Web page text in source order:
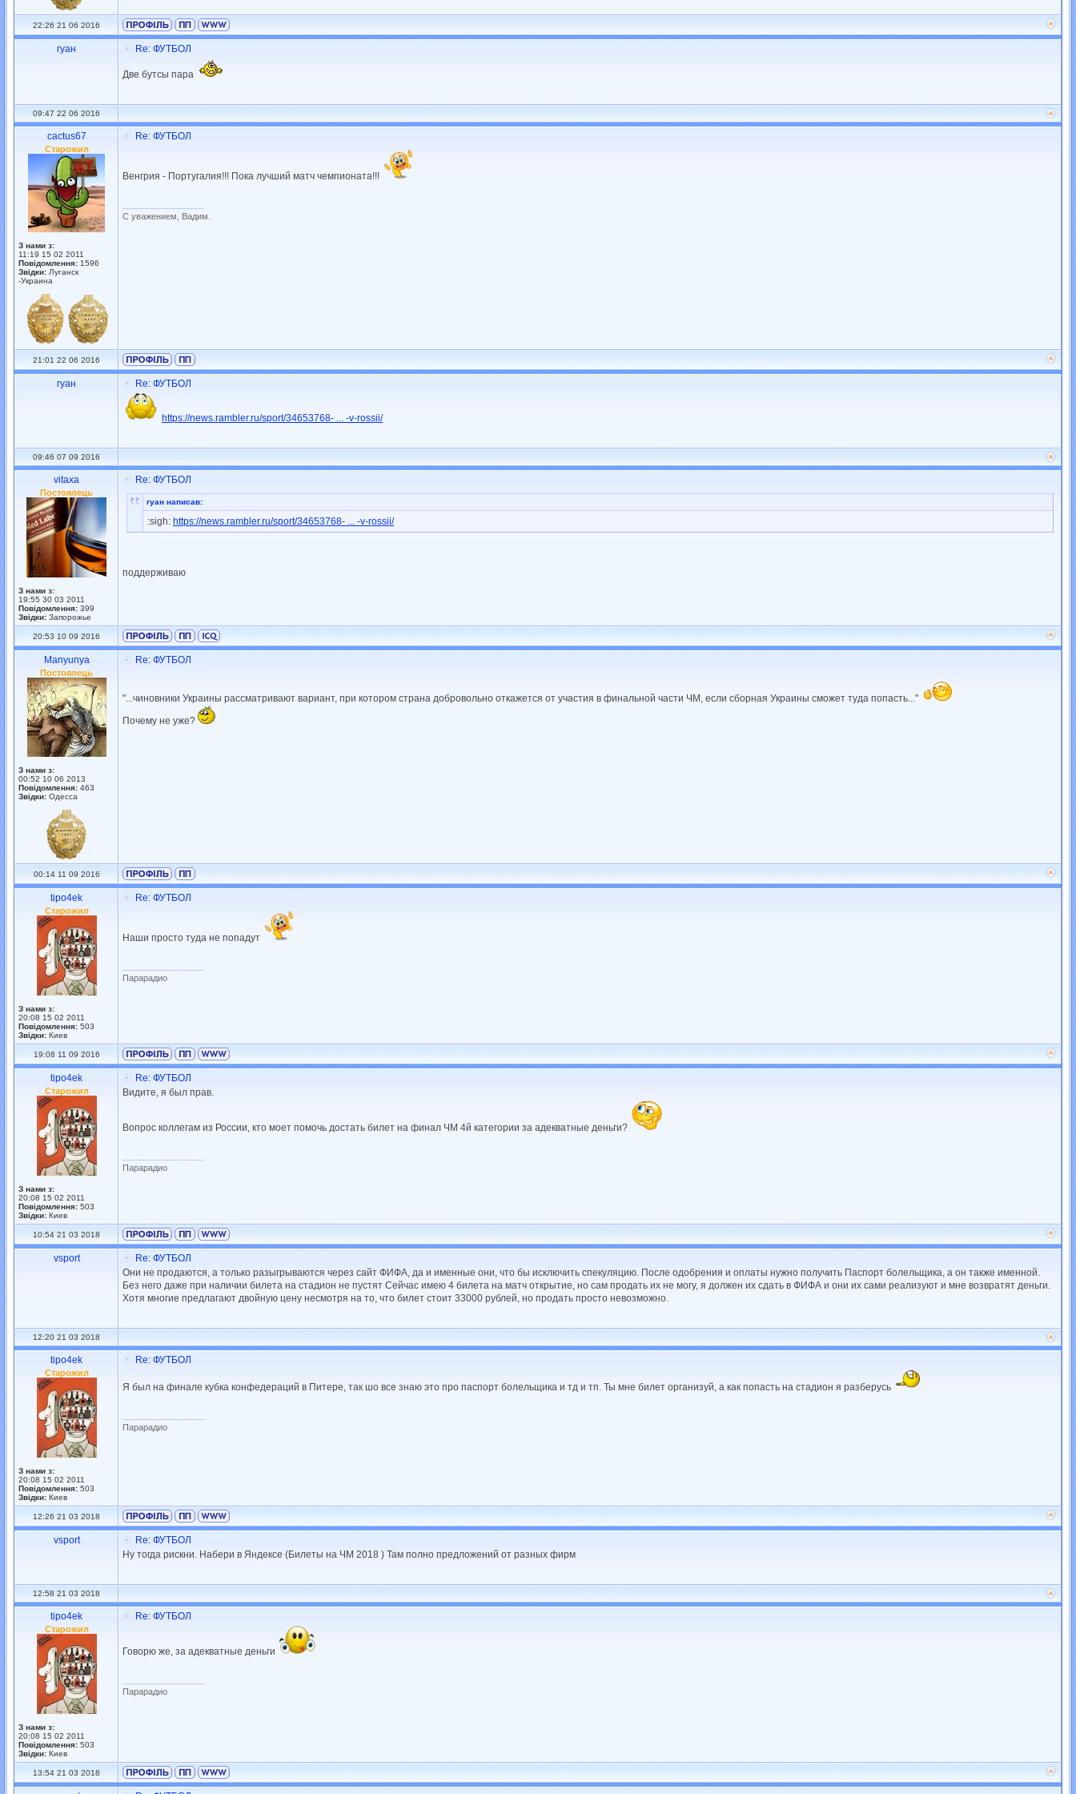
22:26 21 06 2016
гуан Re: ФУТБОЛ
Две бутсы пара
09:47 22 06 2016
cactus67
Старожил
З нами з:
11:19 15 02 2011
Повідомлення: 1596
Звідки: Луганск
-Украина
Re: ФУТБОЛ
Венгрия - Португалия!!! Пока лучший матч чемпионата!!!
С уважением, Вадим.
21:01 22 06 2016
гуан Re: ФУТБОЛ
https://news.rambler.ru/sport/34653768- ... -v-rossii/
09:46 07 09 2016
vitaxa
Постоялець
З нами з:
19:55 30 03 2011
Повідомлення: 399
Звідки: Запорожье
Re: ФУТБОЛ
гуан написав:
:sigh: https://news.rambler.ru/sport/34653768- ... -v-rossii/
поддерживаю
20:53 10 09 2016
Manyunya
Постоялець
З нами з:
00:52 10 06 2013
Повідомлення: 463
Звідки: Одесса
Re: ФУТБОЛ
"...чиновники Украины рассматривают вариант, при котором страна добровольно откажется от участия в финальной части ЧМ, если сборная Украины сможет туда попасть..."
Почему не уже?
00:14 11 09 2016
tipo4ek
Старожил
З нами з:
20:08 15 02 2011
Повідомлення: 503
Звідки: Киев
Re: ФУТБОЛ
Наши просто туда не попадут
Парарадио
19:08 11 09 2016
tipo4ek
Старожил
З нами з:
20:08 15 02 2011
Повідомлення: 503
Звідки: Киев
Re: ФУТБОЛ
Видите, я был прав.
Вопрос коллегам из России, кто моет помочь достать билет на финал ЧМ 4й категории за адекватные деньги?
Парарадио
10:54 21 03 2018
vsport
Re: ФУТБОЛ
Они не продаются, а только разыгрываются через сайт ФИФА, да и именные они, что бы исключить спекуляцию. После одобрения и оплаты нужно получить Паспорт болельщика, а он также именной.
Без него даже при наличии билета на стадион не пустят Сейчас имею 4 билета на матч открытие, но сам продать их не могу, я должен их сдать в ФИФА и они их сами реализуют и мне возвратят деньги.
Хотя многие предлагают двойную цену несмотря на то, что билет стоит 33000 рублей, но продать просто невозможно.
12:20 21 03 2018
tipo4ek
Старожил
З нами з:
20:08 15 02 2011
Повідомлення: 503
Звідки: Киев
Re: ФУТБОЛ
Я был на финале кубка конфедераций в Питере, так шо все знаю это про паспорт болельщика и тд и тп. Ты мне билет организуй, а как попасть на стадион я разберусь
Парарадио
12:26 21 03 2018
vsport
Re: ФУТБОЛ
Ну тогда рискни. Набери в Яндексе (Билеты на ЧМ 2018 ) Там полно предложений от разных фирм
12:58 21 03 2018
tipo4ek
Старожил
З нами з:
20:08 15 02 2011
Повідомлення: 503
Звідки: Киев
Re: ФУТБОЛ
Говорю же, за адекватные деньги
Парарадио
13:54 21 03 2018